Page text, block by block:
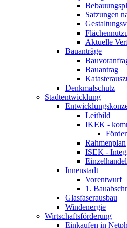
Satzungen
Aktuelle
Bauanträge
Bauantrag
Denkmalschutz
Stadtentwicklung
Leitbild
IKEK -
Rahmenplan
ISEK -
Innenstadt
Vorentwurf
1.
Glasfaserausbau
Windenergie
Wirtschaftsförderung
Einkaufen in